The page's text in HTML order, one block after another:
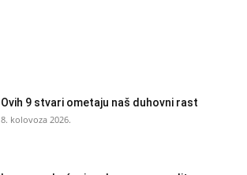
Ovih 9 stvari ometaju naš duhovni rast
8. kolovoza 2026.